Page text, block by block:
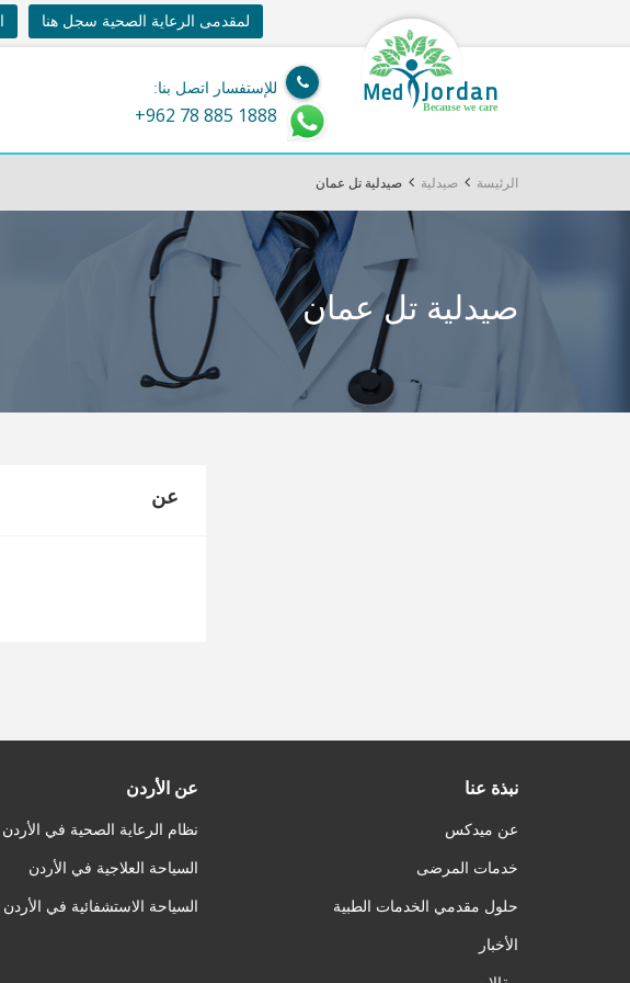
لمقدمى الرعاية الصحية سجل هنا
Med Jordan
Because we care
للإستفسار اتصل بنا:
+962 78 885 1888
الرئيسة صيدلية صيدلية تل عمان
صيدلية تل عمان
عن
نبذة عنا
عن ميدكس
خدمات المرضى
حلول مقدمي الخدمات الطبية
الأخبار
عن الأردن
نظام الرعاية الصحية في الأردن
السياحة العلاجية في الأردن
السياحة الاستشفائية في الأردن